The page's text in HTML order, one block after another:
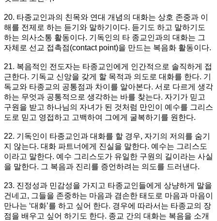
20. 타종교인과의 친목와 연대 개념의 대화는 상호 존중과 이
해를 전제로 하는 듣기와 말하기이다. 듣기도 하고 말하기도
하는 의사소통 활동이다. 기독인의 타 종교인과의 대화는 그
자체로 선교 접촉점(contact point)을 만드는 복음화 활동이다.
21. 복음적인 전도자는 타종교인에게 인간적으로 솔직하게 접
근한다. 기독교 신앙을 갖게 할 목적과 의도로 대화를 한다. 기
독교와 타종교의 공통점과 차이를 알아본다. 서로 다르게 생각
하는 무엇과 공통적으로 생각하는 바를 찾는다. 자기가 믿고
구원을 받고 하나님의 자녀가 된 것처럼 만인이 예수를 그리스
도로 믿고 영접하고 고백하여 그에게 굴복하기를 원한다.
22. 기독인이 타종교인과 대화를 할 경우, 자기의 저의를 숨기
지 않는다. 대화 파트너에게 진실을 말한다. 예수는 그리스도
이라고 말한다. 예수 그리스도가 유일한 구원의 길이라는 사실
을 말한다. 그 복음과 진리를 증언하려는 의도를 드러낸다.
23. 진정성과 민감성을 가지고 타종교인들에게 상냥하게 말을
건네고, 그들을 존중하는 마음과 겸손한 태도로 마음과 마음이
만나는 ‘대화’를 하고 싶어 한다. 경우에 따라서는 타종교의 장
점을 배우고 싶어 하기도 한다. 종교 간의 대화는 복음을 소개